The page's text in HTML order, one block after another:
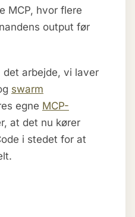
MCP, hvor flere
output før
arbejde, vi laver
swarm
egne MCP-
at det nu kører
i stedet for at